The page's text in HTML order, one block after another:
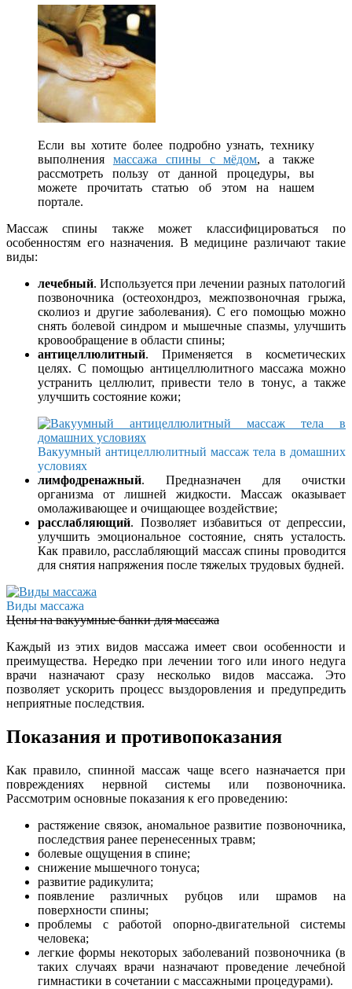
Если вы хотите более подробно узнать, технику
выполнения массажа спины с мёдом, а также
рассмотреть пользу от данной процедуры, вы
можете прочитать статью об этом на нашем
портале.
Массаж спины также может классифицироваться по
особенностям его назначения. В медицине различают такие
виды:
лечебный. Используется при лечении разных патологий
позвоночника (остеохондроз, межпозвоночная грыжа,
сколиоз и другие заболевания). С его помощью можно
снять болевой синдром и мышечные спазмы, улучшить
кровообращение в области спины;
антицеллюлитный. Применяется в косметических
целях. С помощью антицеллюлитного массажа можно
устранить целлюлит, привести тело в тонус, а также
улучшить состояние кожи;
Вакуумный антицеллюлитный массаж тела в домашних
условиях
лимфодренажный. Предназначен для очистки
организма от лишней жидкости. Массаж оказывает
омолаживающее и очищающее воздействие;
расслабляющий. Позволяет избавиться от депрессии,
улучшить эмоциональное состояние, снять усталость.
Как правило, расслабляющий массаж спины проводится
для снятия напряжения после тяжелых трудовых будней.
Виды массажа
Цены на вакуумные банки для массажа
Каждый из этих видов массажа имеет свои особенности и
преимущества. Нередко при лечении того или иного недуга
врачи назначают сразу несколько видов массажа. Это
позволяет ускорить процесс выздоровления и предупредить
неприятные последствия.
Показания и противопоказания
Как правило, спинной массаж чаще всего назначается при
повреждениях нервной системы или позвоночника.
Рассмотрим основные показания к его проведению:
растяжение связок, аномальное развитие позвоночника,
последствия ранее перенесенных травм;
болевые ощущения в спине;
снижение мышечного тонуса;
развитие радикулита;
появление различных рубцов или шрамов на
поверхности спины;
проблемы с работой опорно-двигательной системы
человека;
легкие формы некоторых заболеваний позвоночника (в
таких случаях врачи назначают проведение лечебной
гимнастики в сочетании с массажными процедурами).